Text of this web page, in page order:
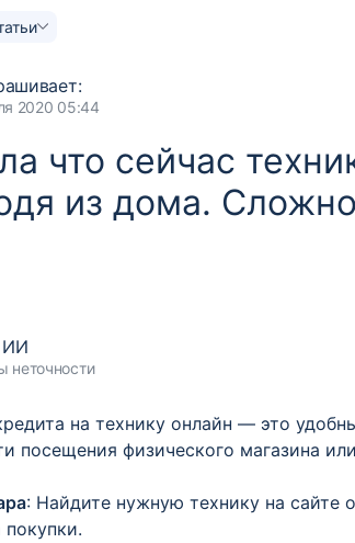
2020 05:44
что сейчас
из дома.
неточности
на технику онлайн — это
посещения физического магазина
: Найдите нужную технику на сайте